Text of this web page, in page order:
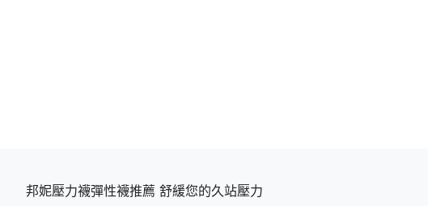
邦妮壓力襪彈性襪推薦 舒緩您的久站壓力